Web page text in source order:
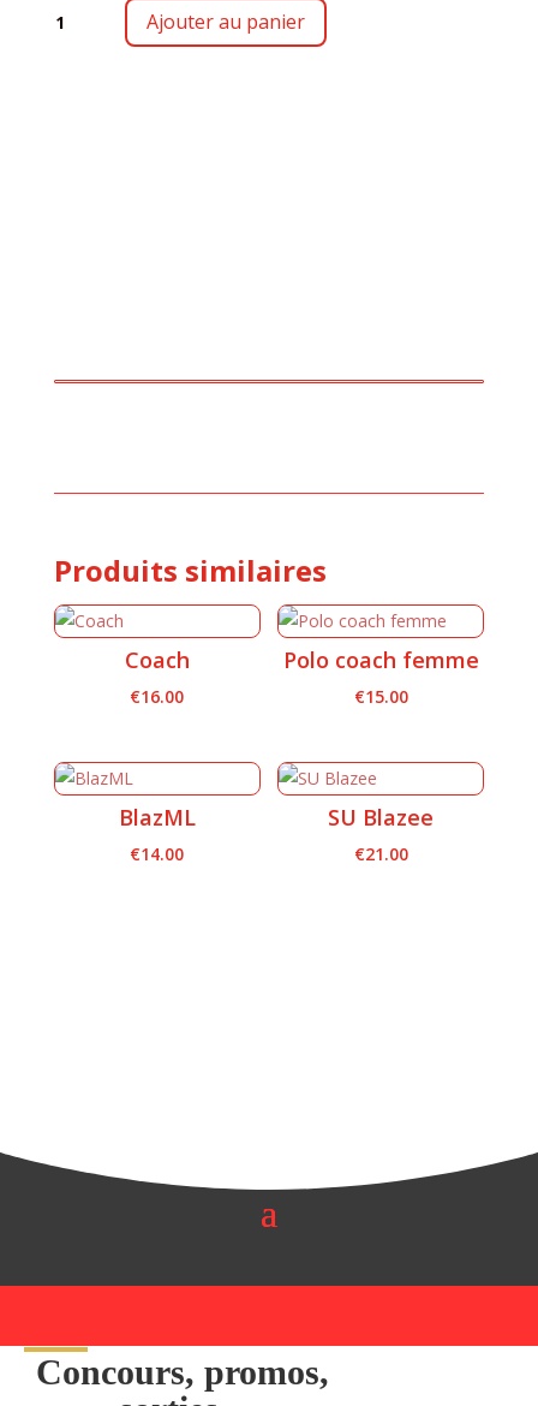
Ajouter au panier
Produits similaires
Coach
€16.00
Polo coach femme
€15.00
BlazML
€14.00
SU Blazee
€21.00
Concours, promos,